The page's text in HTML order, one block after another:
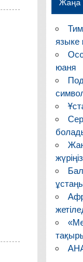
Жаңа
языке
юаня
жүріңіз